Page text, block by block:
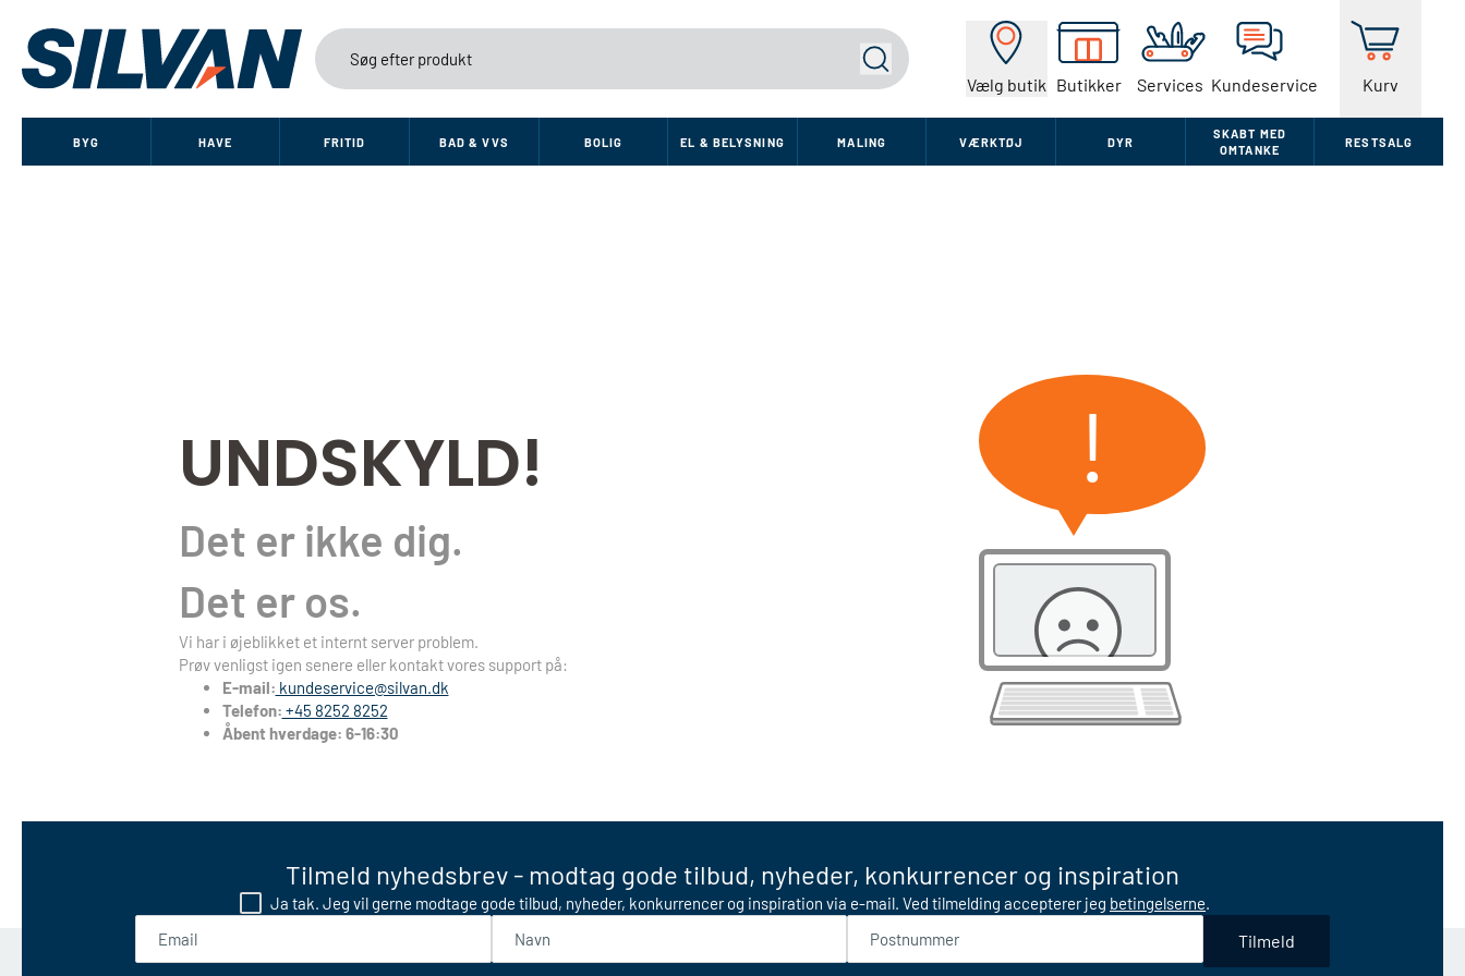
Vælg butik Butikker Services Kundeservice Kurv
Søg
BYG HAVE FRITID BAD & VVS BOLIG EL & BELYSNING MALING VÆRKTØJ DYR
SKABT MED
OMTANKE
RESTSALG
UNDSKYLD!
Det er ikke dig.
Det er os.
Vi har i øjeblikket et internt server problem.
Prøv venligst igen senere eller kontakt vores support på:
E-mail: kundeservice@silvan.dk
Telefon: +45 8252 8252
Åbent hverdage: 6-16:30
!
Tilmeld nyhedsbrev - modtag gode tilbud, nyheder, konkurrencer og inspiration
Ja tak. Jeg vil gerne modtage gode tilbud, nyheder, konkurrencer og inspiration via e-mail. Ved tilmelding accepterer jeg betingelserne.
Tilmeld